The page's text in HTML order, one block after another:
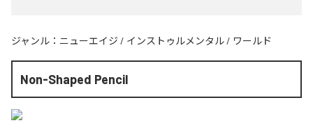
ジャンル： ニューエイジ / インストゥルメンタル / ワールド
Non-Shaped Pencil